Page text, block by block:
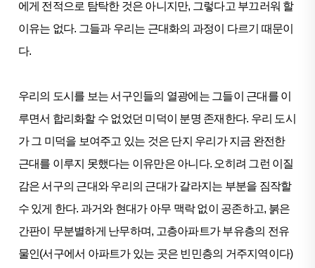
에게 전적으로 탐탁한 것은 아니지만, 그렇다고 부끄러워 할
이유는 없다. 그들과 우리는 근대화의 과정이 다르기 때문이
다.
우리의 도시를 보는 서구인들의 열광에는 그들이 근대를 이
루면서 합리화할 수 없었던 미덕이 분명 존재한다. 우리 도시
가 그 미덕을 보여주고 있는 것은 단지 우리가 지금 완전한
근대를 이루지 못했다는 이유만은 아니다. 오히려 그런 이질
감은 서구의 근대와 우리의 근대가 갈라지는 부분을 짐작할
수 있게 한다. 과거와 현대가 아무 맥락 없이 공존하고, 붉은
간판이 무분별하게 난무하며, 고층아파트가 부유층의 전유
물인(서구에서 아파트가 있는 곳은 빈민층의 거주지역이다)